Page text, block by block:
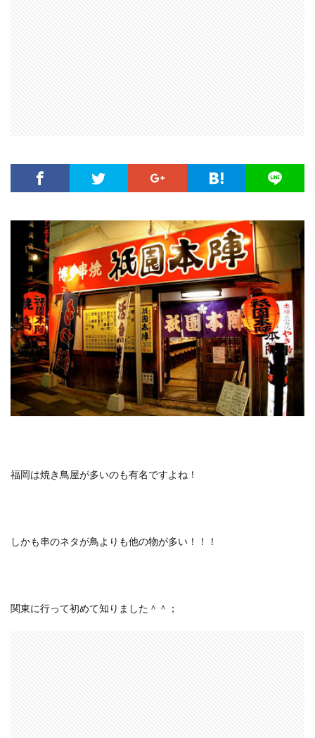
福岡は焼き鳥屋が多いのも有名ですよね！
しかも串のネタが鳥よりも他の物が多い！！！
関東に行って初めて知りました＾＾；